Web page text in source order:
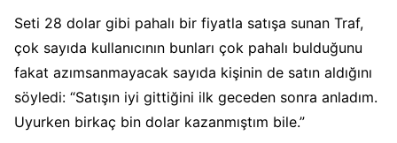
Seti 28 dolar gibi pahalı bir fiyatla satışa sunan Traf,
çok sayıda kullanıcının bunları çok pahalı bulduğunu
fakat azımsanmayacak sayıda kişinin de satın aldığını
söyledi: “Satışın iyi gittiğini ilk geceden sonra anladım.
Uyurken birkaç bin dolar kazanmıştım bile.”